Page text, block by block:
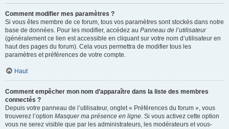
Comment modifier mes paramètres ?
Si vous êtes membre de ce forum, tous vos paramètres sont stockés dans notre
base de données. Pour les modifier, accédez au Panneau de l’utilisateur
(généralement ce lien est accessible en cliquant sur votre nom d’utilisateur en
haut des pages du forum). Cela vous permettra de modifier tous les
paramètres et préférences de votre compte.
Haut
Comment empêcher mon nom d’apparaître dans la liste des membres
connectés ?
Depuis votre panneau de l’utilisateur, onglet « Préférences du forum », vous
trouverez l’option Masquer ma présence en ligne. Si vous activez cette option
vous ne serez visible que par les administrateurs, les modérateurs et vous-